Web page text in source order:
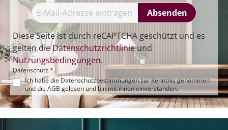
Absenden
Diese Seite ist durch reCAPTCHA geschützt und es
gelten dieDatenschutzrichtlinieund
Nutzungsbedingungen.
Datenschutz *
Ich habe die Datenschutzbestimmungenzur Kenntnis genommen
und die AGB gelesen und bin mit ihnen einverstanden.